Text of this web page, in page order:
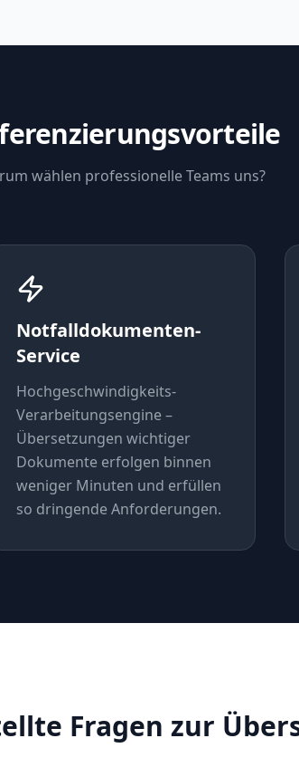
wählen professionelle Teams uns?
Notfalldokumenten-
Service
Hochgeschwindigkeits-
Verarbeitungsengine –
Übersetzungen wichtiger
Dokumente erfolgen binnen
weniger Minuten und erfüllen
so dringende Anforderungen.
Fragen zur